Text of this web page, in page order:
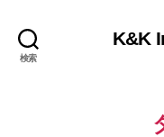
検索
K&K